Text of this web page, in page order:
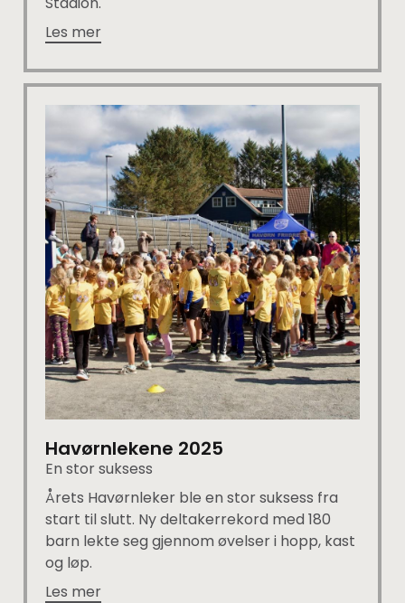
Les mer
Havørnlekene 2025
En stor suksess
Årets Havørnleker ble en stor suksess fra
start til slutt. Ny deltakerrekord med 180
barn lekte seg gjennom øvelser i hopp, kast
og løp.
Les mer